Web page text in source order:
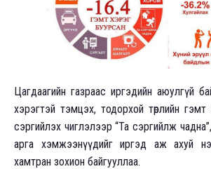
Цагдаагийн газраас иргэдийн аюулгүй
хэрэгтэй тэмцэх, тодорхой төрлийн
сэргийлэх чиглэлээр “Та сэргийлж
арга хэмжээнүүдийг иргэд аж ахуй
хамтран зохион байгууллаа.